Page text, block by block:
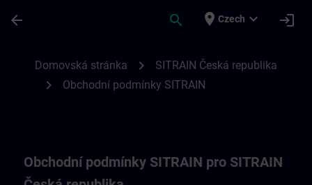
arrow_back search place Czech expand_more login
Domovská stránka chevron_right SITRAIN Česká republika
chevron_right Obchodní podmínky SITRAIN
Obchodní podmínky SITRAIN pro SITRAIN